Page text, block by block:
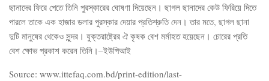
ছানাদের ফিরে পেতে তিনি পুরস্কারের ঘোষণা দিয়েছেন। ছাগল ছানাদের কেউ ফিরিয়ে দিতে
পারলে তাকে এক হাজার ডলার পুরস্কার দেয়ার প্রতিশ্রুতি দেন। তার মতে, ছাগল ছানা
দুটি মানুষের থেকেও সুন্দর। যুক্তরাষ্ট্রের ঐ কৃষক বেশ মর্মাহত হয়েছেন। চোরের প্রতি
বেশ ক্ষোভ প্রকাশ করেন তিনি।–ইউপিআই
Source: www.ittefaq.com.bd/print-edition/last-